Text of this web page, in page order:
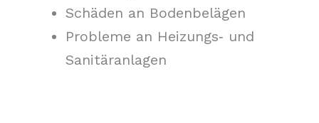
Schäden an Bodenbelägen
Probleme an Heizungs‑ und
Sanitäranlagen